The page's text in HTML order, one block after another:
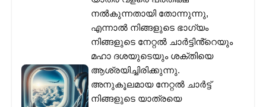
നൽകുന്നതായി തോന്നുന്നു,
എന്നാൽ നിങ്ങളുടെ ഭാഗ്യം
നിങ്ങളുടെ നേറ്റൽ ചാർട്ടിൻ്റെയും
മഹാ ദശയുടെയും ശക്തിയെ
ആശ്രയിച്ചിരിക്കുന്നു.
അനുകൂലമായ നേറ്റൽ ചാർട്ട്
നിങ്ങളുടെ യാത്രയെ